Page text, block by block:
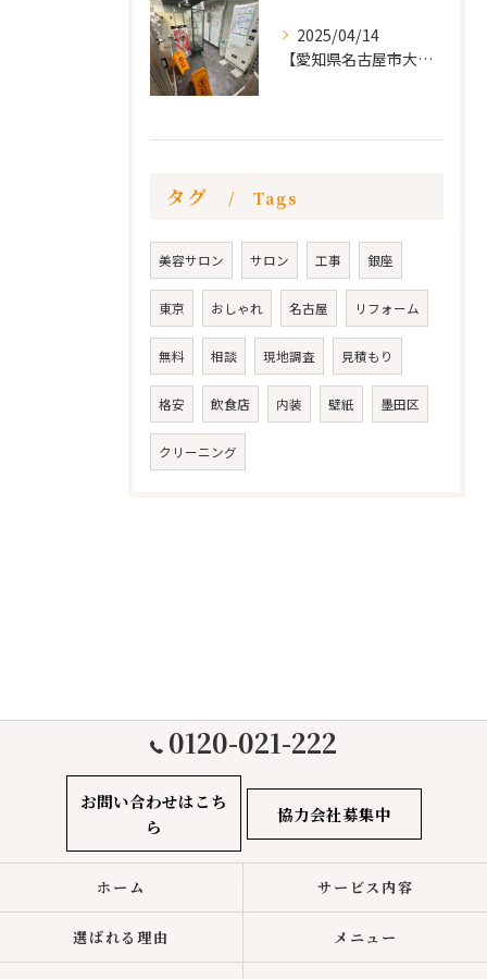
2025/04/14
【愛知県名古屋市大須 カードショップ屋のリノベーション
タグ Tags
美容サロン サロン 工事 銀座
東京 おしゃれ 名古屋 リフォーム
無料 相談 現地調査 見積もり
格安 飲食店 内装 壁紙 墨田区
クリーニング
0120-021-222
お問い合わせはこち
ら
協力会社募集中
ホーム サービス内容
選ばれる理由 メニュー